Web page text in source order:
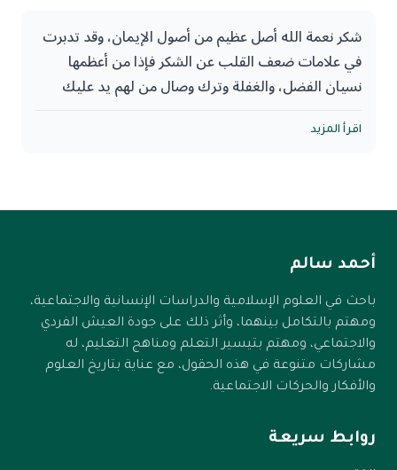
كائنًا ما كان، وهذا يستدعي منا التعاطف مع شركاء
الخندق ورفقاء السلاح، وحينها ترى كل نفس في أختها:
أنها تعبر واديًا قد عبرته هي ونالها منه ما نالها.
‏معاركنا من حيث نحن بشر هي أطراف قاعدة الأرض التي
شكر نعمة الله أصل عظيم من أصول الإيمان، وقد تدبرت
في علامات ضعف القلب عن الشكر فإذا من أعظمها
نسيان الفضل، والغفلة وترك وصال من لهم يد عليك
بالجميل لأصحابة، كأنما لم يوجدوا وكأنما لم يسق الله لك
اقرأ المزيد
أحمد سالم
باحث في العلوم الإسلامية والدراسات الإنسانية والاجتماعية،
ومهتم بالتكامل بينهما، وأثر ذلك على جودة العيش الفردي
والاجتماعي، ومهتم بتيسير التعلم ومناهج التعليم، له
مشاركات متنوعة في هذه الحقول، مع عناية بتاريخ العلوم
والأفكار والحركات الاجتماعية.
روابط سريعة